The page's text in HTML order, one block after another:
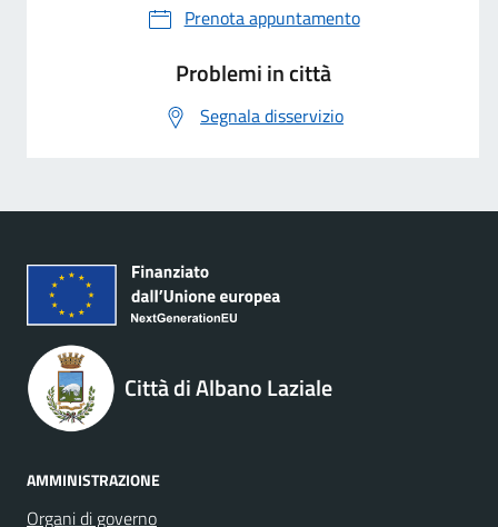
Prenota appuntamento
Problemi in città
Segnala disservizio
Città di Albano Laziale
AMMINISTRAZIONE
Organi di governo